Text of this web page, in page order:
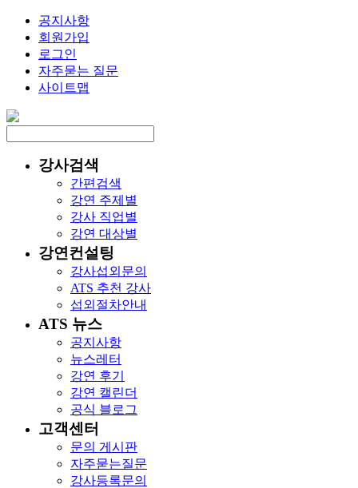
공지사항
회원가입
로그인
자주묻는 질문
사이트맵
강사검색
간편검색
강연 주제별
강사 직업별
강연 대상별
강연컨설팅
강사섭외문의
ATS 추천 강사
섭외절차안내
ATS 뉴스
공지사항
뉴스레터
강연 후기
강연 캘린더
공식 블로그
고객센터
문의 게시판
자주묻는질문
강사등록문의